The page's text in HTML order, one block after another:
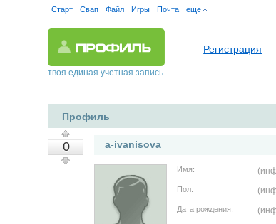
Старт Свап Файл Игры Почта еще
твоя единая учетная запись
Регистрация
Профиль
0 a-ivanisova
Имя:
Пол:
Дата рождения: